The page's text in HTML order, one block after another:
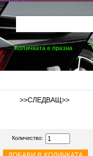
Количката е празна
>>СЛЕДВАЩ>>
Количество: